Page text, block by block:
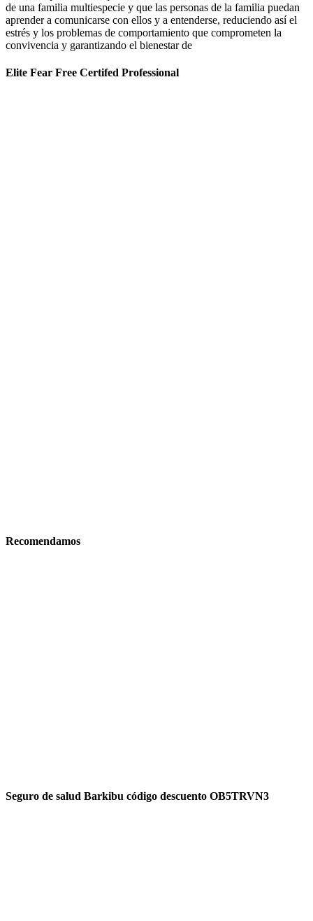
de una familia multiespecie y que las personas de la familia puedan
aprender a comunicarse con ellos y a entenderse, reduciendo así el
estrés y los problemas de comportamiento que comprometen la
convivencia y garantizando el bienestar de
Elite Fear Free Certifed Professional
Recomendamos
Seguro de salud Barkibu código descuento OB5TRVN3